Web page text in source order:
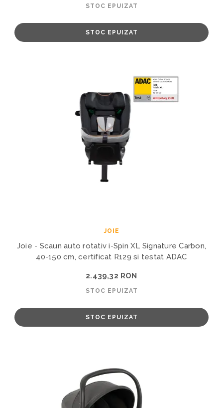
STOC EPUIZAT
STOC EPUIZAT
JOIE
Joie - Scaun auto rotativ i-Spin XL Signature Carbon,
40-150 cm, certificat R129 si testat ADAC
2.439,32 RON
STOC EPUIZAT
STOC EPUIZAT